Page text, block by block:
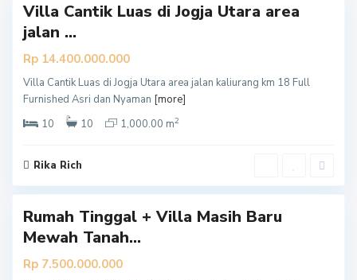
Villa Cantik Luas di Jogja Utara area
jalan ...
Rp 14.400.000.000
Villa Cantik Luas di Jogja Utara area jalan kaliurang km 18 Full
Furnished Asri dan Nyaman [more]
10
10 1,000.00 m2
Rika Rich
S
l
e
a
Rumah Tinggal + Villa Masih Baru
Mewah Tanah...
Rp 7.500.000.000